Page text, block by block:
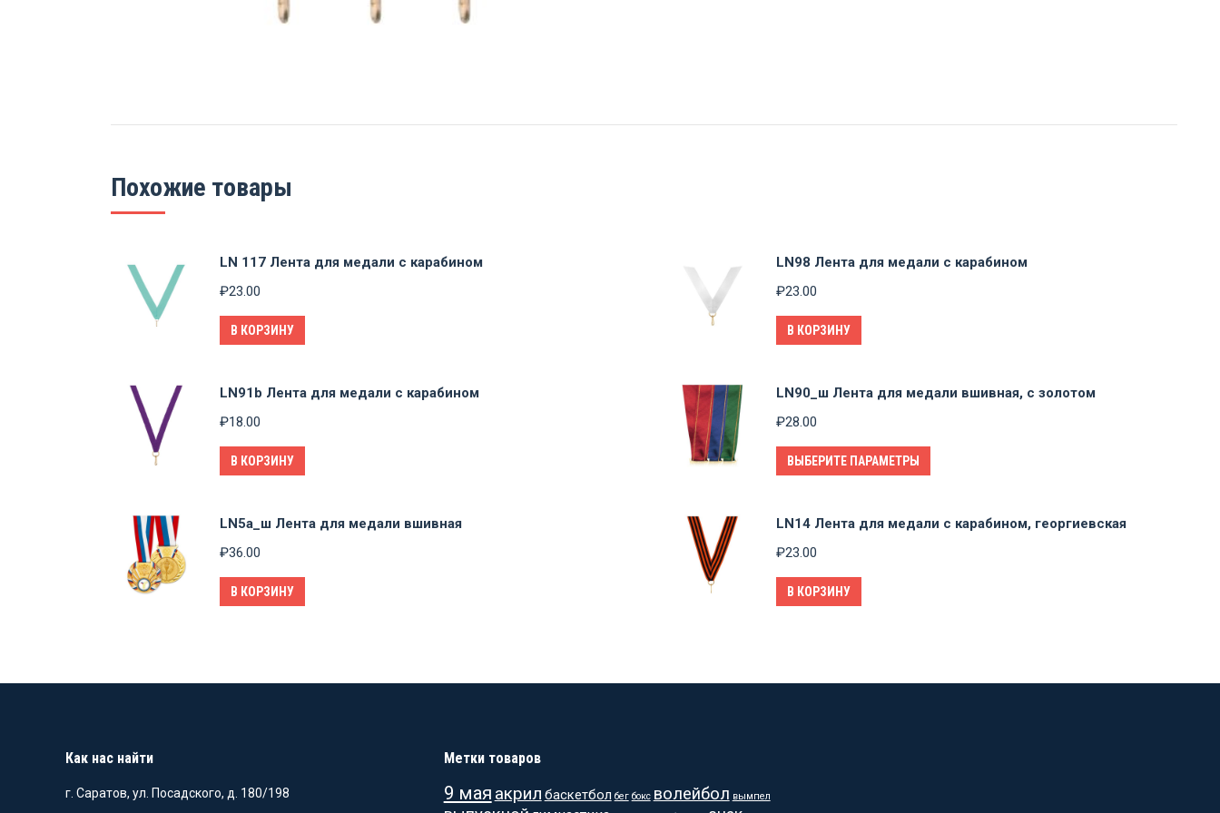
Похожие товары
LN 117 Лента для медали с карабином
₽23.00
В КОРЗИНУ
LN98 Лента для медали с карабином
₽23.00
В КОРЗИНУ
LN91b Лента для медали с карабином
₽18.00
В КОРЗИНУ
LN90_ш Лента для медали вшивная, с золотом
₽28.00
ВЫБЕРИТЕ ПАРАМЕТРЫ
несколько
LN5a_ш Лента для медали вшивная
₽36.00
В КОРЗИНУ
LN14 Лента для медали с карабином, георгиевская
₽23.00
В КОРЗИНУ
Как нас найти
г. Саратов, ул. Посадского, д. 180/198
Метки товаров
9 мая акрил баскетбол бег бокс волейбол вымпел